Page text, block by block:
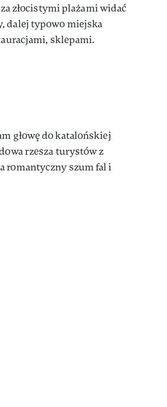
złocistymi plażami widać
dalej typowo miejska
sklepami.
głowę do katalońskiej
rzesza turystów z
romantyczny szum fal i